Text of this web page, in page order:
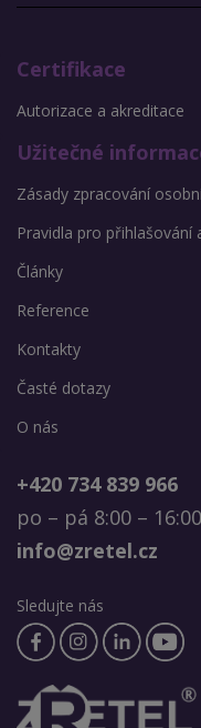
Certifikace
Autorizace a akreditace
Užitečné
Zásady zpracování
Pravidla pro
Články
Reference
Kontakty
Časté dotazy
O nás
+420 734 839 966
po – pá 8:00 – 16:00
info@zretel.cz
Sledujte nás